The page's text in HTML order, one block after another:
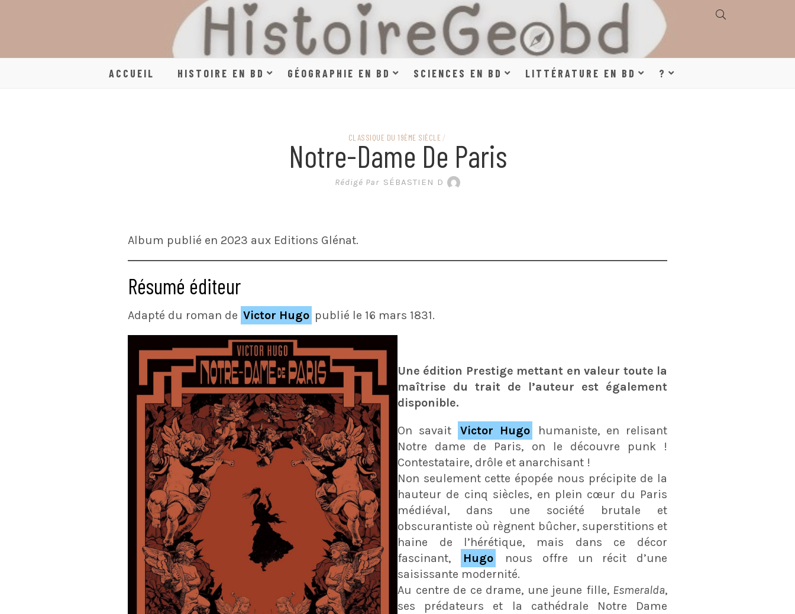
HISTOIRE, GÉOGRAPHIE,
SCIENCES, LITTÉRATURE
EN BANDE DESSINÉE
ACCUEIL HISTOIRE EN BD GÉOGRAPHIE EN BD SCIENCES EN BD LITTÉRATURE EN BD ?
CLASSIQUE DU 19ÈME SIÈCLE /
Notre-Dame De Paris
Rédigé Par SÉBASTIEN D
Album publié en 2023 aux Editions Glénat.
Résumé éditeur
Adapté du roman de Victor Hugo publié le 16 mars 1831.
Une édition Prestige mettant en valeur toute la
maîtrise du trait de l’auteur est également
disponible.
On savait Victor Hugo
humaniste, en relisant
Notre dame de Paris, on le découvre punk !
Contestataire, drôle et anarchisant !
Non seulement cette épopée nous précipite de la
hauteur de cinq siècles, en plein cœur du Paris
médiéval, dans une société brutale et
obscurantiste où règnent bûcher, superstitions et
haine de l’hérétique, mais dans ce décor
fascinant,
Hugo
nous offre un récit d’une
saisissante modernité.
Au centre de ce drame, une jeune fille, Esmeralda,
ses prédateurs et la cathédrale Notre Dame